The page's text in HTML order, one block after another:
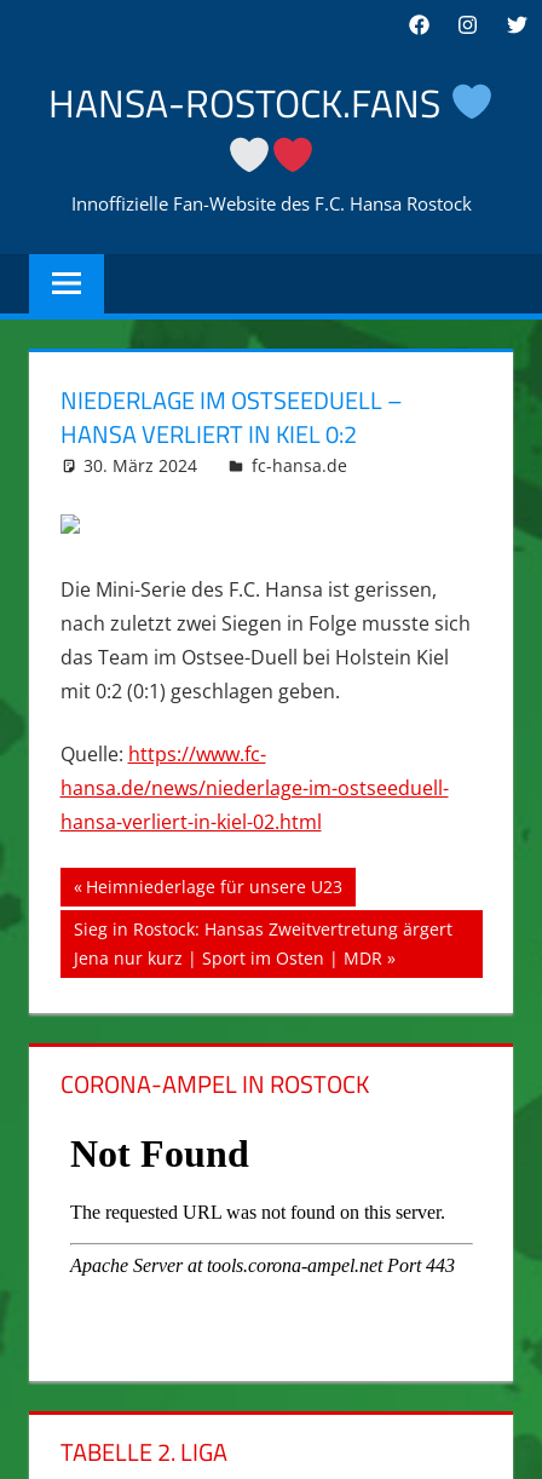
springen
Facebook
HANSA-ROSTOCK.FANS
Innoffizielle Fan-Website des F.C. Hansa Rostock
NIEDERLAGE IM OSTSEEDUELL –
HANSA VERLIERT IN KIEL 0:2
30. März 2024 integromat
fc-hansa.de
Die Mini-Serie des F.C. Hansa ist gerissen,
nach zuletzt zwei Siegen in Folge musste sich
das Team im Ostsee-Duell bei Holstein Kiel
mit 0:2 (0:1) geschlagen geben.
Quelle: https://www.fc-
hansa.de/news/niederlage-im-ostseeduell-
hansa-verliert-in-kiel-02.html
Beitragsnavigation
Vorheriger
Beitrag:
Heimniederlage für unsere U23
Nächster
Beitrag:
Sieg in Rostock: Hansas Zweitvertretung ärgert
Jena nur kurz | Sport im Osten | MDR
CORONA-AMPEL IN ROSTOCK
TABELLE 2. LIGA